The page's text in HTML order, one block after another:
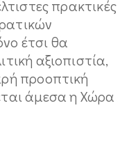
πρακτικές
έτσι θα
αξιοπιστία,
προοπτική
άμεσα η Χώρα